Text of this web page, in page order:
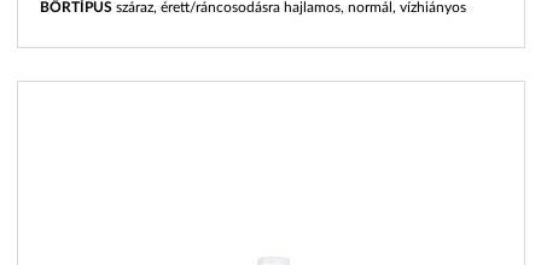
BŐRTÍPUS száraz, érett/ráncosodásra hajlamos, normál, vízhiányos